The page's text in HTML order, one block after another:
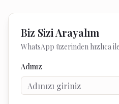
Biz Sizi Arayalım
WhatsApp üzerinden hızlıca
Adınız